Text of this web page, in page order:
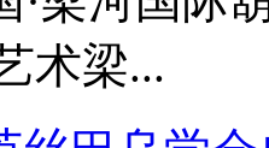
术梁...